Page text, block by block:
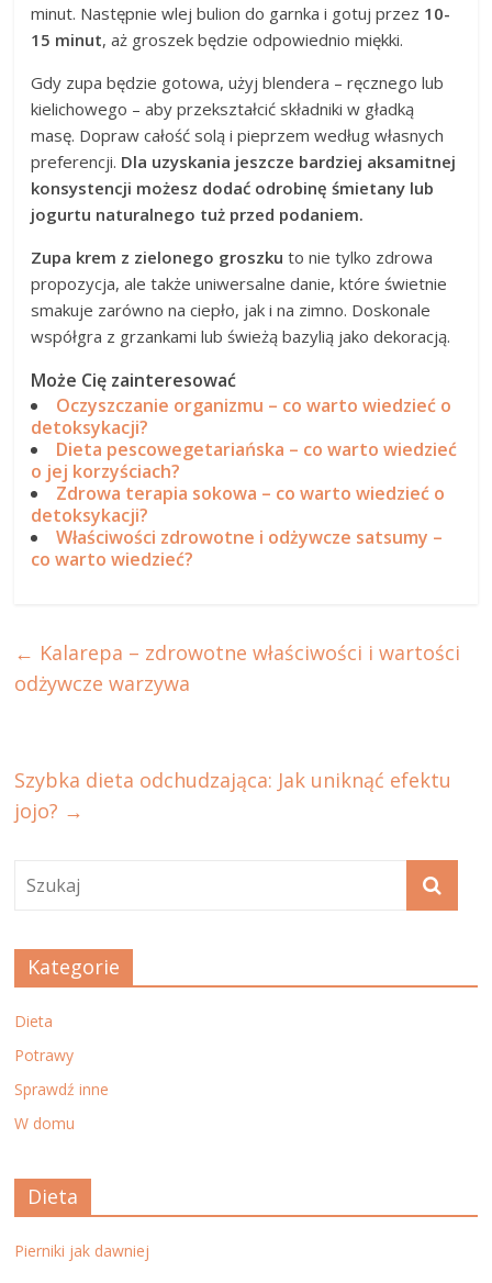
minut. Następnie wlej bulion do garnka i gotuj przez 10-
15 minut, aż groszek będzie odpowiednio miękki.
Gdy zupa będzie gotowa, użyj blendera – ręcznego lub
kielichowego – aby przekształcić składniki w gładką
masę. Dopraw całość solą i pieprzem według własnych
preferencji. Dla uzyskania jeszcze bardziej aksamitnej
konsystencji możesz dodać odrobinę śmietany lub
jogurtu naturalnego tuż przed podaniem.
Zupa krem z zielonego groszku to nie tylko zdrowa
propozycja, ale także uniwersalne danie, które świetnie
smakuje zarówno na ciepło, jak i na zimno. Doskonale
współgra z grzankami lub świeżą bazylią jako dekoracją.
Może Cię zainteresować
Oczyszczanie organizmu – co warto wiedzieć o
detoksykacji?
Dieta pescowegetariańska – co warto wiedzieć
o jej korzyściach?
Zdrowa terapia sokowa – co warto wiedzieć o
detoksykacji?
Właściwości zdrowotne i odżywcze satsumy –
co warto wiedzieć?
← Kalarepa – zdrowotne właściwości i wartości
odżywcze warzywa
Szybka dieta odchudzająca: Jak uniknąć efektu
jojo? →
Kategorie
Dieta
Potrawy
Sprawdź inne
W domu
Dieta
Pierniki jak dawniej